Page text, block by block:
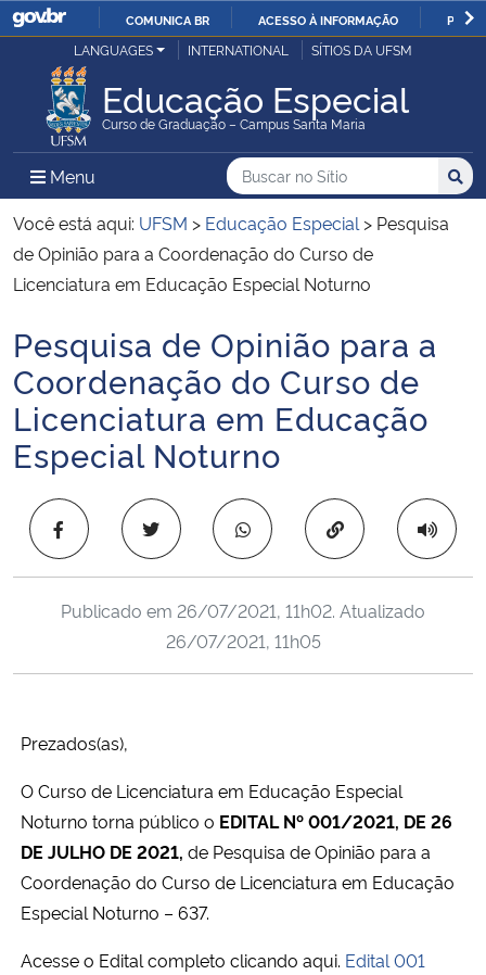
IR
O
COMUNICA BR ACESSO À INFORMAÇÃO
Ministério da Justiça e Segurança Pública
Ministério da Defesa
Ministério das Relações Exteriores
Ministério da Economia
Ministério da Infraestrutura
Ministério da Agricultura, Pecuária e Abastecimento
Ministério da Educação
Ministério da Cidadania
Ministério da Saúde
Ministério de Minas e Energia
Ministério da Ciência, Tecnologia, Inovações e Comunicações
Ministério do Meio Ambiente
Ministério do Turismo
Ministério do Desenvolvimento Regional
Controladoria-Geral da União
Ministério da Mulher, da Família e dos Direitos Humanos
LANGUAGES INTERNATIONAL SÍTIOS DA UFSM
Educação Especial
Curso de Graduação – Campus Santa Maria
Menu Menu Principal do Sítio
Busca
Buscar no no Sítio
Busca:
Você está aqui: UFSM > Educação Especial > Pesquisa
de Opinião para a Coordenação do Curso de
Licenciatura em Educação Especial Noturno
Início do conteúdo
Pesquisa de Opinião para a
Coordenação do Curso de
Licenciatura em Educação
Especial Noturno
Copiar para área
Publicado em 26/07/2021, 11h02. Atualizado
26/07/2021, 11h05
Prezados(as),
O Curso de Licenciatura em Educação Especial
Noturno torna público o EDITAL Nº 001/2021, DE 26
DE JULHO DE 2021, de Pesquisa de Opinião para a
Coordenação do Curso de Licenciatura em Educação
Especial Noturno – 637.
Acesse o Edital completo clicando aqui. Edital 001